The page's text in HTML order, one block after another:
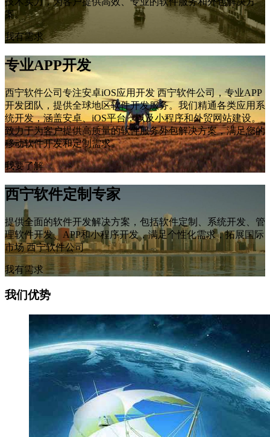
案。
我有需求
专业APP开发
西宁软件公司专注安卓iOS应用开发 西宁软件公司，专业APP
开发团队，提供全球地区软件开发服务。我们精通各类应用系
统开发，涵盖安卓、iOS平台，以及小程序和外贸网站建设。
致力于为客户提供高质量的软件服务外包解决方案，满足您的
移动软件开发和定制需求。
我要了解
西宁软件定制专家
提供全面的软件开发解决方案，包括软件定制、系统开发、管
理软件开发、APP和小程序开发，满足个性化需求，拓展国际
市场 西宁软件公司
我有需求
我们优势